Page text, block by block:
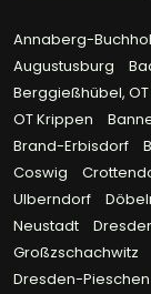
Annaberg-
Augustusburg
Berggießhübel,
OT Krippen
Brand-Erbisdorf
Coswig
Ulberndorf
Neustadt
Großzschachwitz
Dresden-Pieschen